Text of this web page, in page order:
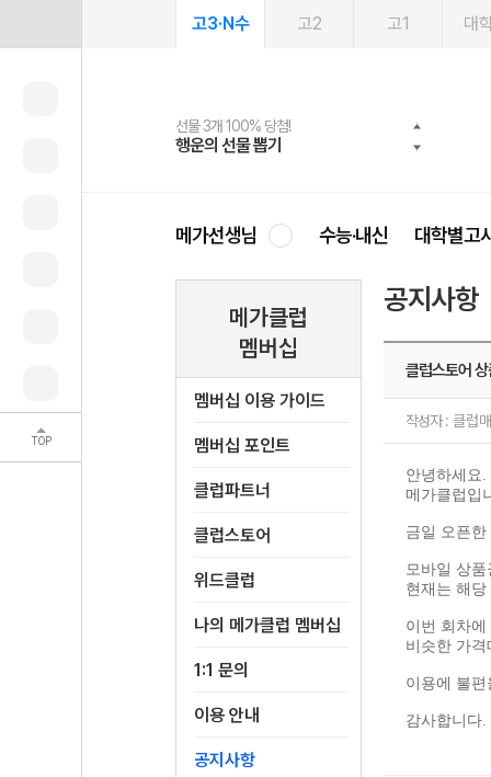
TOP
고3·N수 고2 고1 대
선물 3개 100% 당첨!
행운의 선물 뽑기
선물 100% 증정!
메가스터디 X 올리브
여름방학 스터디 캐시백
메가런 썸머스쿨
2027 러셀 단과
강사 공개선발
스마트러닝앱
설문 EVENT
메가패스
3일 무료 체험권
메가패스 수강생 무료혜택!
메가클럽 멤버십
사회공헌 캠페인
희망이룸 메가나눔
메가선생님 수능·내신 대학별고
메가클럽
멤버십
멤버십 이용 가이드
멤버십 포인트
클럽파트너
클럽스토어
위드클럽
나의 메가클럽 멤버십
1:1 문의
이용 안내
공지사항
공지사항
클럽스토어
작성자 : 클럽
안녕하세요.
메가클럽입
금일 오픈
모바일 상
현재는 해
이번 회차
비슷한 가
이용에 불
감사합니다.